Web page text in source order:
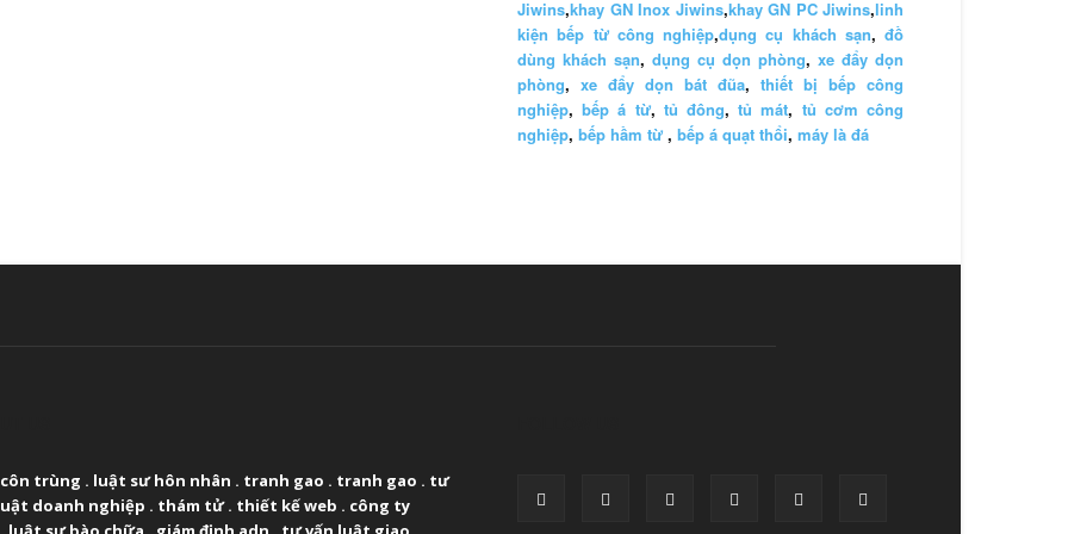
Jiwins,khay GN Inox Jiwins,khay GN PC Jiwins,linh
kiện bếp từ công nghiệp,dụng cụ khách sạn, đồ
dùng khách sạn, dụng cụ dọn phòng, xe đẩy dọn
phòng, xe đẩy dọn bát đũa, thiết bị bếp công
nghiệp,bếp á từ, tủ đông,tủ mát, tủ cơm công
nghiệp, bếp hầm từ , bếp á quạt thổi, máy là đá
trùng . luật sư hôn nhân . tranh gao . tranh gao . tư
doanh nghiệp . thám tử. thiết kế web . công ty